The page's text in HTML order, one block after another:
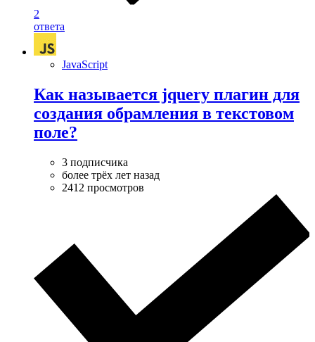
2
ответа
JavaScript
Как называется jquery плагин для
создания обрамления в текстовом
поле?
3 подписчика
более трёх лет назад
2412 просмотров